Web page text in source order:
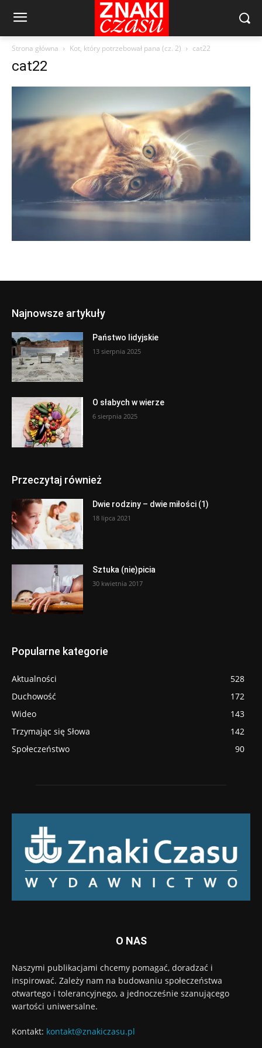
Strona główna Kot, który potrzebował pana (cz. 2) cat22
cat22
Najnowsze artykuły
Państwo lidyjskie
13 sierpnia 2025
O słabych w wierze
6 sierpnia 2025
Przeczytaj również
Dwie rodziny – dwie miłości (1)
18 lipca 2021
Sztuka (nie)picia
30 kwietnia 2017
Popularne kategorie
Aktualności
528
Duchowość
172
Wideo
143
Trzymając się Słowa
142
Społeczeństwo
90
O NAS
Naszymi publikacjami chcemy pomagać, doradzać i
inspirować. Zależy nam na budowaniu społeczeństwa
otwartego i tolerancyjnego, a jednocześnie szanującego
wartości uniwersalne.
Kontakt: kontakt@znakiczasu.pl